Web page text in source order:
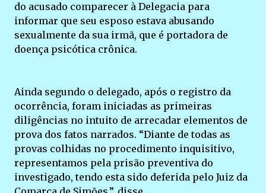
do acusado comparecer à Delegacia para
informar que seu esposo estava abusando
sexualmente da sua irmã, que é portadora de
doença psicótica crônica.
Ainda segundo o delegado, após o registro da
ocorrência, foram iniciadas as primeiras
diligências no intuito de arrecadar elementos de
prova dos fatos narrados. “Diante de todas as
provas colhidas no procedimento inquisitivo,
representamos pela prisão preventiva do
investigado, tendo esta sido deferida pelo Juiz da